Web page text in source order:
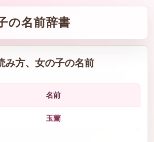
の名前辞書
み方、女の子の名前
名前
玉蘭